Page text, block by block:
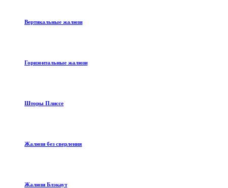
Вертикальные жалюзи
Горизонтальные жалюзи
Шторы Плиссе
Жалюзи без сверления
Жалюзи Блэкаут